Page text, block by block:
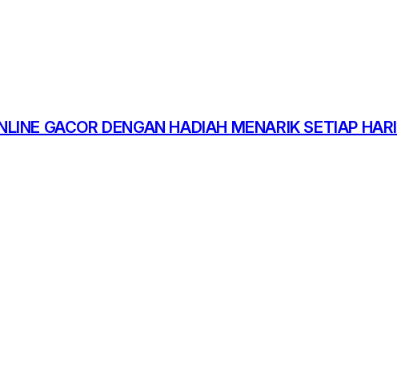
GACOR DENGAN HADIAH MENARIK SETIAP HARI